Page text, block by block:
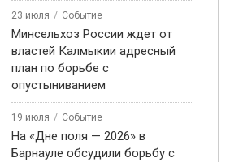
23 июля Событие
Минсельхоз России ждет от
властей Калмыкии адресный
план по борьбе с
опустыниванием
19 июля Событие
На «Дне поля — 2026» в
Барнауле обсудили борьбу с